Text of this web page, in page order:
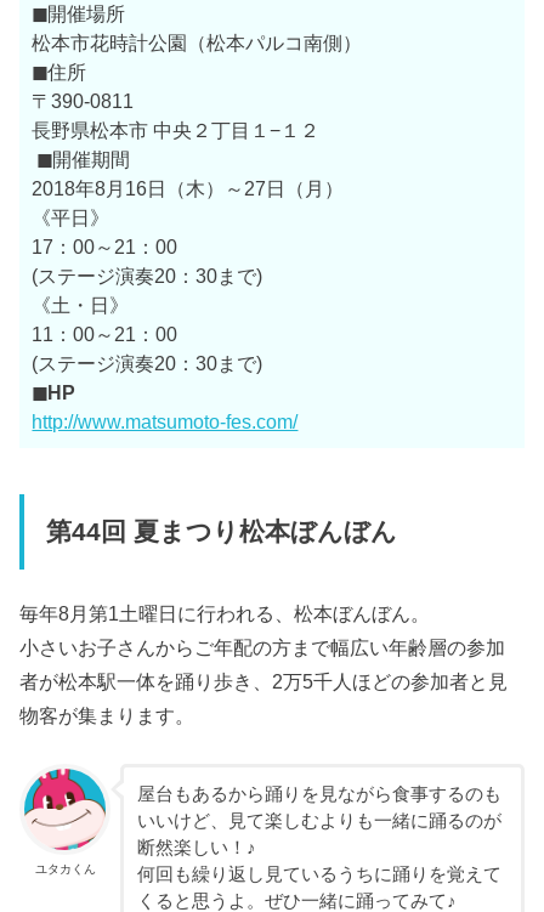
◼開催場所
松本市花時計公園（松本パルコ南側）
◼住所
〒390-0811
長野県松本市 中央２丁目１−１２
◼開催期間
2018年8月16日（木）～27日（月）
《平日》
17：00～21：00
(ステージ演奏20：30まで)
《土・日》
11：00～21：00
(ステージ演奏20：30まで)
◼HP
http://www.matsumoto-fes.com/
第44回 夏まつり松本ぼんぼん
毎年8月第1土曜日に行われる、松本ぼんぼん。
小さいお子さんからご年配の方まで幅広い年齢層の参加
者が松本駅一体を踊り歩き、2万5千人ほどの参加者と見
物客が集まります。
ユタカくん
屋台もあるから踊りを見ながら食事するのも
いいけど、見て楽しむよりも一緒に踊るのが
断然楽しい！♪
何回も繰り返し見ているうちに踊りを覚えて
くると思うよ。ぜひ一緒に踊ってみて♪